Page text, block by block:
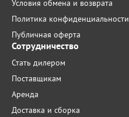
Условия обмена и возврата
Политика конфиденциальности
Публичная оферта
Сотрудничество
Стать дилером
Поставщикам
Аренда
Доставка и сборка